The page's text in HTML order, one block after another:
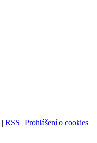
| RSS | Prohlášení o cookies